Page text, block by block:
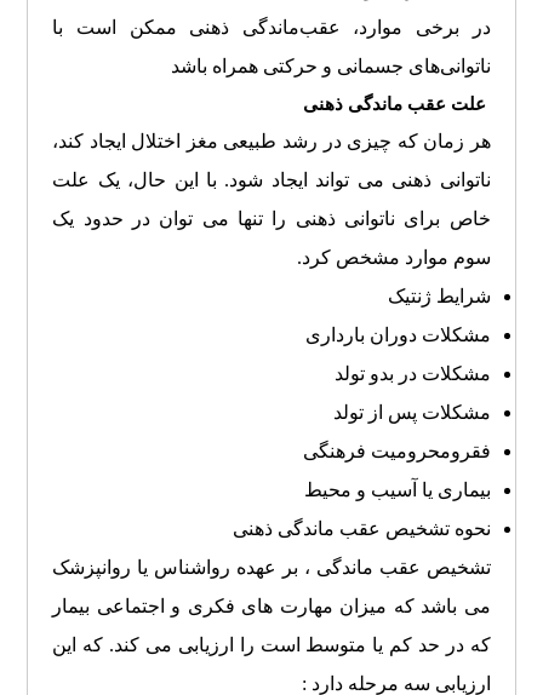
در برخی موارد، عقب‌ماندگی ذهنی ممکن است با
ناتوانی‌های جسمانی و حرکتی همراه باشد
علت عقب ماندگی ذهنی
هر زمان که چیزی در رشد طبیعی مغز اختلال ایجاد کند،
ناتوانی ذهنی می تواند ایجاد شود. با این حال، یک علت
خاص برای ناتوانی ذهنی را تنها می توان در حدود یک
سوم موارد مشخص کرد.
شرایط ژنتیک
مشکلات دوران بارداری
مشکلات در بدو تولد
مشکلات پس از تولد
فقرومحرومیت فرهنگی
بیماری یا آسیب و محیط
نحوه تشخیص عقب ماندگی ذهنی
تشخیص عقب ماندگی ، بر عهده رواشناس یا روانپزشک
می باشد که میزان مهارت های فکری و اجتماعی بیمار
که در حد کم یا متوسط است را ارزیابی می کند. که این
ارزیابی سه مرحله دارد :